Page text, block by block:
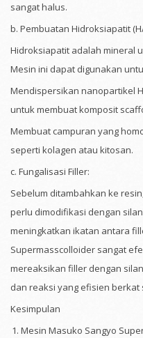
sangat halus.
b. Pembuatan Hidroksiapatit
Hidroksiapatit adalah mineral
Mesin ini dapat digunakan
Mendispersikan nanopartikel
untuk membuat komposit
Membuat campuran yang
seperti kolagen atau kitosan.
c. Fungalisasi Filler:
Sebelum ditambahkan ke
perlu dimodifikasi dengan
meningkatkan ikatan antara
Supermasscolloider sangat
mereaksikan filler dengan
dan reaksi yang efisien berkat
Kesimpulan
Mesin Masuko Sangyo